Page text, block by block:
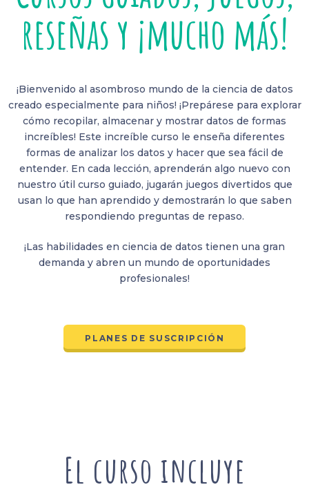
reseñas y ¡mucho más!
¡Bienvenido al asombroso mundo de la ciencia de datos
creado especialmente para niños! ¡Prepárese para explorar
cómo recopilar, almacenar y mostrar datos de formas
increíbles! Este increíble curso le enseña diferentes
formas de analizar los datos y hacer que sea fácil de
entender. En cada lección, aprenderán algo nuevo con
nuestro útil curso guiado, jugarán juegos divertidos que
usan lo que han aprendido y demostrarán lo que saben
respondiendo preguntas de repaso.
¡Las habilidades en ciencia de datos tienen una gran
demanda y abren un mundo de oportunidades
profesionales!
PLANES DE SUSCRIPCIÓN
El curso incluye